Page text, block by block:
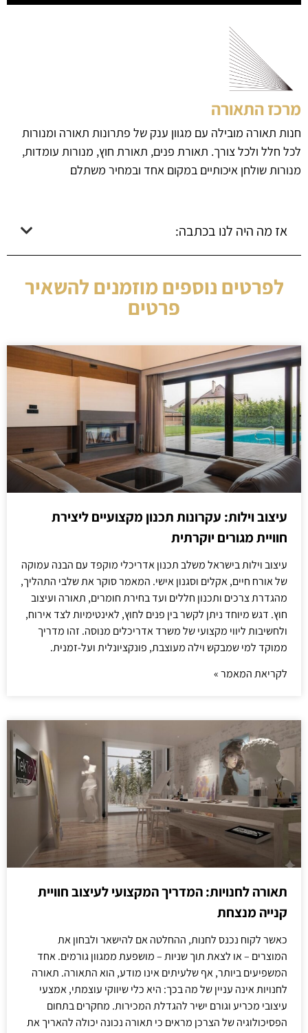
מרכז התאורה
חנות תאורה מובילה עם מגוון ענק של פתרונות תאורה ומנורות
לכל חלל ולכל צורך. תאורת פנים, תאורת חוץ, מנורות עומדות,
מנורות שולחן איכותיים במקום אחד ובמחיר משתלם
אז מה היה לנו בכתבה:
לפרטים נוספים מוזמנים להשאיר
פרטים
עיצוב וילות: עקרונות תכנון מקצועיים ליצירת
חוויית מגורים יוקרתית
עיצוב וילות בישראל משלב תכנון אדריכלי מוקפד עם הבנה עמוקה
של אורח חיים, אקלים וסגנון אישי. המאמר סוקר את שלבי התהליך,
מהגדרת צרכים ותכנון חללים ועד בחירת חומרים, תאורה ועיצוב
חוץ. דגש מיוחד ניתן לקשר בין פנים לחוץ, לאינטימיות לצד אירוח,
ולחשיבות ליווי מקצועי של משרד אדריכלים מנוסה. זהו מדריך
ממוקד למי שמבקש וילה מעוצבת, פונקציונלית ועל-זמנית.
לקריאת המאמר »
תאורה לחנויות: המדריך המקצועי לעיצוב חוויית
קנייה מנצחת
כאשר לקוח נכנס לחנות, ההחלטה אם להישאר ולבחון את
המוצרים – או לצאת תוך שניות – מושפעת ממגוון גורמים. אחד
המשפיעים ביותר, אף שלעיתים אינו מודע, הוא התאורה. תאורה
לחנויות אינה עניין של מה בכך: היא כלי שיווקי עוצמתי, אמצעי
עיצובי מכריע וגורם ישיר להגדלת המכירות. מחקרים בתחום
הפסיכולוגיה של הצרכן מראים כי תאורה נכונה יכולה להאריך את